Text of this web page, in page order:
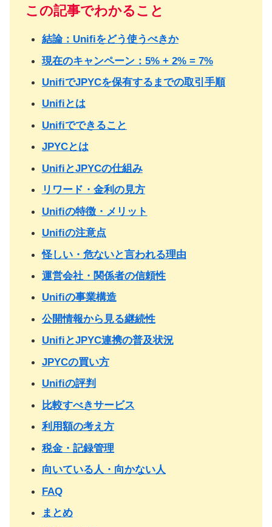
この記事でわかること
結論：Unifiをどう使うべきか
現在のキャンペーン：5% + 2% = 7%
UnifiでJPYCを保有するまでの取引手順
Unifiとは
Unifiでできること
JPYCとは
UnifiとJPYCの仕組み
リワード・金利の見方
Unifiの特徴・メリット
Unifiの注意点
怪しい・危ないと言われる理由
運営会社・関係者の信頼性
Unifiの事業構造
公開情報から見る継続性
UnifiとJPYC連携の普及状況
JPYCの買い方
Unifiの評判
比較すべきサービス
利用額の考え方
税金・記録管理
向いている人・向かない人
FAQ
まとめ